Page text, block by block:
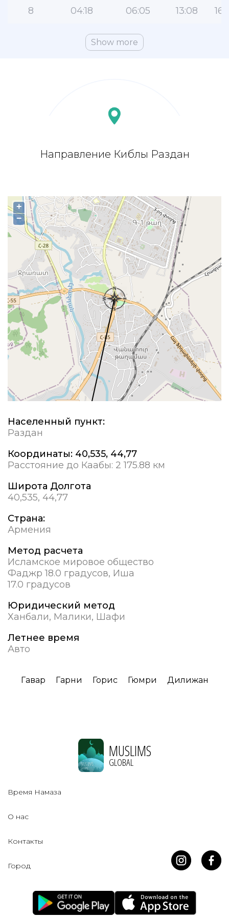
8 04:18 06:05 13:08
Show more
Направление Киблы Раздан
+
−
Населенный пункт:
Раздан
Координаты: 40,535, 44,77
Расстояние до Каабы: 2 175.88 км
Широта Долгота
40,535, 44,77
Страна:
Армения
Метод расчета
Исламское мировое общество
Фаджр 18.0 градусов, Иша
17.0 градусов
Юридический метод
Ханбали, Малики, Шафи
Летнее время
Авто
Гавар Гарни Горис Гюмри Дилижан
MUSLIMS
GLOBAL
Время Намаза
О нас
Контакты
Город